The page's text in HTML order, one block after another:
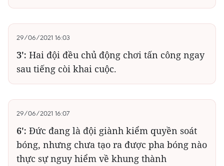
29/06/2021 16:03
3': Hai đội đều chủ động chơi tấn công ngay
sau tiếng còi khai cuộc.
29/06/2021 16:07
6': Đức đang là đội giành kiểm quyền soát
bóng, nhưng chưa tạo ra được pha bóng nào
thực sự nguy hiểm về khung thành